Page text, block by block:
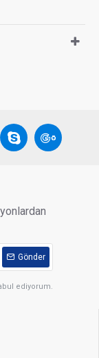
Gönder
ediyorum.